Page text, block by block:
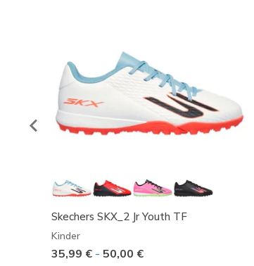
Skechers SKX_2 Jr Youth TF
Kinder
35,99 € - 50,00 €